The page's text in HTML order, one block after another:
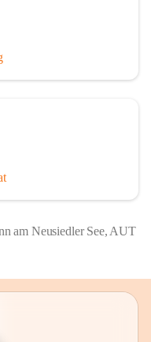
am Neusiedler See, AUT